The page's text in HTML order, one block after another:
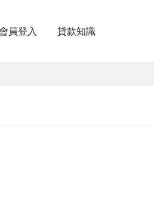
員登入 貸款知識